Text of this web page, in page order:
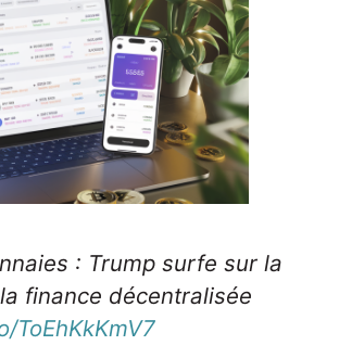
: Trump surfe sur la
finance décentralisée
ToEhKkKmV7